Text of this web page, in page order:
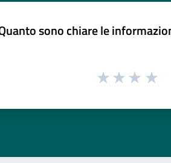
sono chiare le